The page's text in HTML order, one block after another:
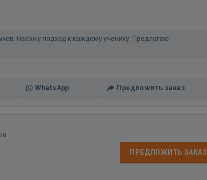
Нахожу подход к каждому ученику. Предлагаю
WhatsApp Предложить заказ
ПРЕДЛОЖИТЬ ЗАКАЗ